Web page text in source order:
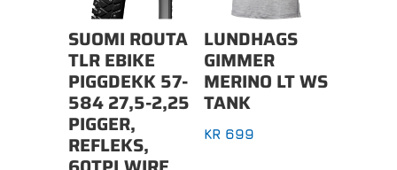
SUOMI ROUTA
TLR EBIKE
PIGGDEKK 57-
584 27,5-2,25
PIGGER,
REFLEKS,
LUNDHAGS
GIMMER
MERINO LT WS
TANK
KR699